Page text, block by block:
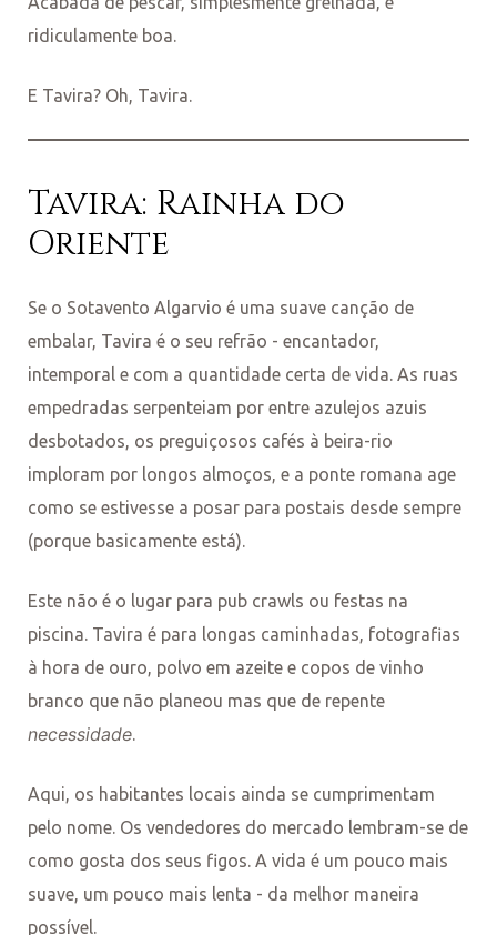
ridiculamente boa.
E Tavira? Oh, Tavira.
Tavira: Rainha do
Oriente
Se o Sotavento Algarvio é uma suave canção de
embalar, Tavira é o seu refrão - encantador,
intemporal e com a quantidade certa de vida. As ruas
empedradas serpenteiam por entre azulejos azuis
desbotados, os preguiçosos cafés à beira-rio
imploram por longos almoços, e a ponte romana age
como se estivesse a posar para postais desde sempre
(porque basicamente está).
Este não é o lugar para pub crawls ou festas na
piscina. Tavira é para longas caminhadas, fotografias
à hora de ouro, polvo em azeite e copos de vinho
branco que não planeou mas que de repente
necessidade.
Aqui, os habitantes locais ainda se cumprimentam
pelo nome. Os vendedores do mercado lembram-se de
como gosta dos seus figos. A vida é um pouco mais
suave, um pouco mais lenta - da melhor maneira
possível.